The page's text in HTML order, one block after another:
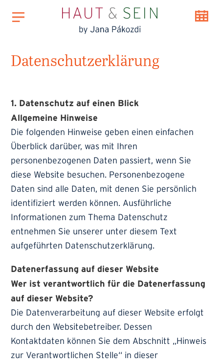
Datenschutzerklärung
1. Datenschutz auf einen Blick
Allgemeine Hinweise
Die folgenden Hinweise geben einen einfachen
Überblick darüber, was mit Ihren
personenbezogenen Daten passiert, wenn Sie
diese Website besuchen. Personenbezogene
Daten sind alle Daten, mit denen Sie persönlich
identifiziert werden können. Ausführliche
Informationen zum Thema Datenschutz
entnehmen Sie unserer unter diesem Text
aufgeführten Datenschutzerklärung.
Datenerfassung auf dieser Website
Wer ist verantwortlich für die Datenerfassung
auf dieser Website?
Die Datenverarbeitung auf dieser Website erfolgt
durch den Websitebetreiber. Dessen
Kontaktdaten können Sie dem Abschnitt „Hinweis
zur Verantwortlichen Stelle“ in dieser